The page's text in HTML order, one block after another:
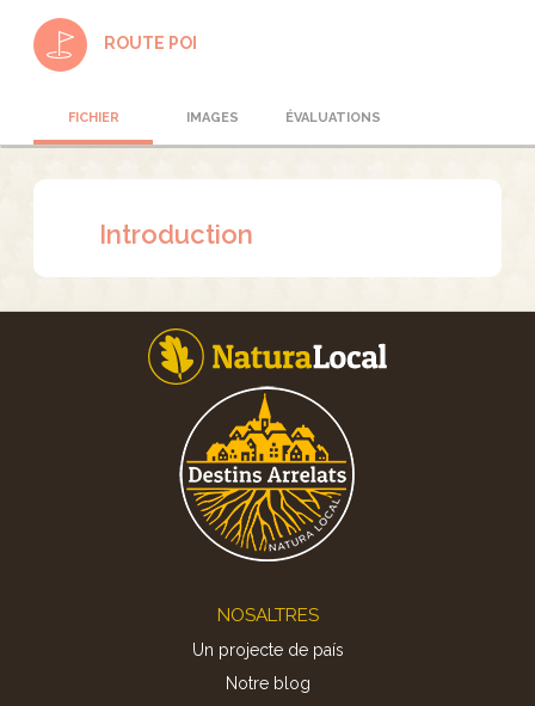
ROUTE POI
FICHIER IMAGES ÉVALUATIONS
Introduction
NOSALTRES
Un projecte de país
Notre blog